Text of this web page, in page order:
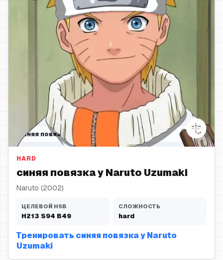
синяя повязка
HARD
синяя повязка у Naruto Uzumaki
Naruto (2002)
ЦЕЛЕВОЙ HSB
H213 S94 B49
СЛОЖНОСТЬ
hard
Тренировать синяя повязка у Naruto
Uzumaki